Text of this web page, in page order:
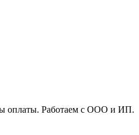
оплаты. Работаем с ООО и ИП.